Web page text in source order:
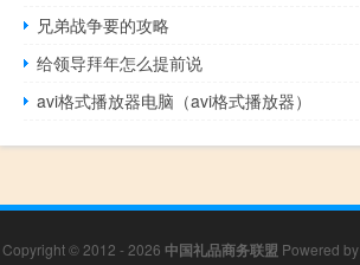
兄弟战争要的攻略
给领导拜年怎么提前说
avi格式播放器电脑（avi格式播放器）
Copyright © 2012 - 2026 中国礼品商务联盟 Powered by